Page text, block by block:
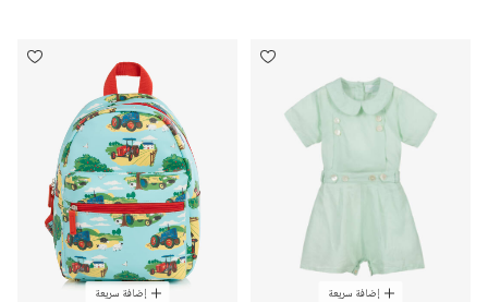
إضافة سريعة إضافة سريعة